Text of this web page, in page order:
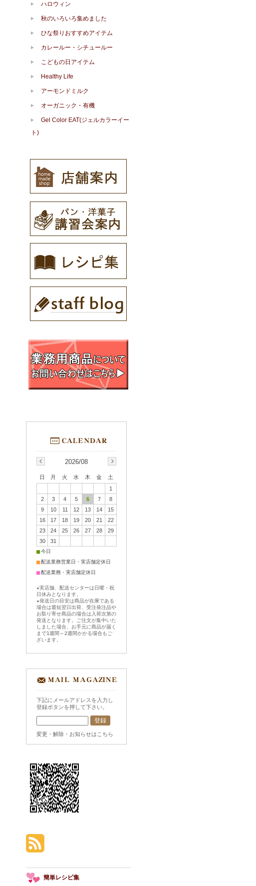
ハロウィン
秋のいろいろ集めました
ひな祭りおすすめアイテム
カレールー・シチュールー
こどもの日アイテム
Healthy Life
アーモンドミルク
オーガニック・有機
Gel Color EAT(ジェルカラーイー
ト)
2026/08
日 月 火 水 木 金
土
1
2
3 4 5 6 7
8
9
10 11 12 13 14
15
16
17 18 19 20 21
22
23
24 25 26 27 28
29
30
31
■今日
■配送業務営業日・実店舗定休日
■配送業務・実店舗定休日
★実店舗、配送センターは日曜・祝
日休みとなります。
★発送日の目安は商品が在庫である
場合は最短翌日出荷、受注発注品や
お取り寄せ商品の場合は入荷次第の
発送となります。ご注文が集中いた
しました場合、お手元に商品が届く
まで1週間～2週間かかる場合もご
ざいます。
下記にメールアドレスを入力し
登録ボタンを押して下さい。
変更・解除・お知らせはこちら
簡単レシピ集